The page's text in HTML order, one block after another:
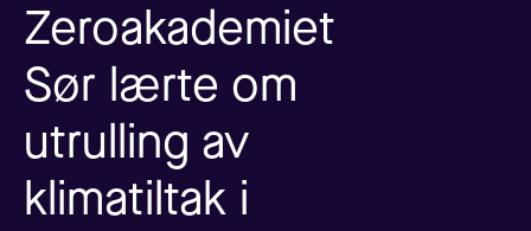
Zeroakademiet
Sør lærte om
utrulling av
klimatiltak i